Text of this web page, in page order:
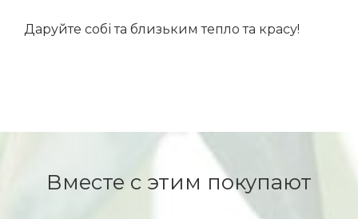
Даруйте собі та близьким тепло та красу!
Вместе с этим покупают